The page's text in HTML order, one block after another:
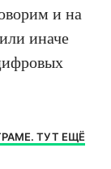
и на
иначе
ТУТ ЕЩЁ